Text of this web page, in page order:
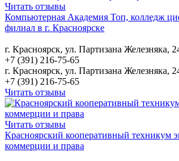
Читать отзывы
Компьютерная Академия Топ, колледж
филиал в г. Красноярске
г. Красноярск, ул. Партизана Железняка,
+7 (391) 216-75-65
г. Красноярск, ул. Партизана Железняка,
+7 (391) 216-75-65
Читать отзывы
Читать отзывы
Красноярский кооперативный техникум
коммерции и права